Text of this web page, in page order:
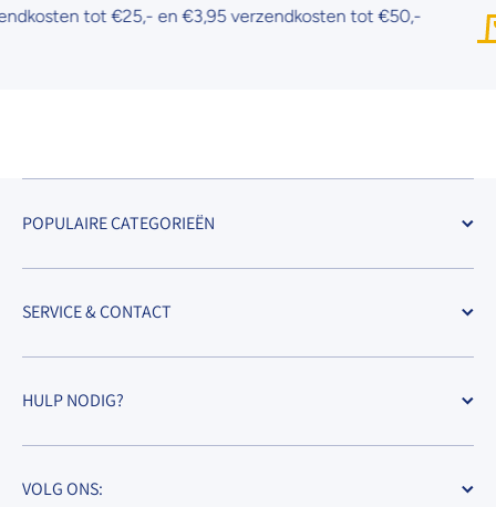
tot €25,- en €3,95 verzendkosten tot €50,-
POPULAIRE CATEGORIEËN
SERVICE & CONTACT
HULP NODIG?
VOLG ONS: